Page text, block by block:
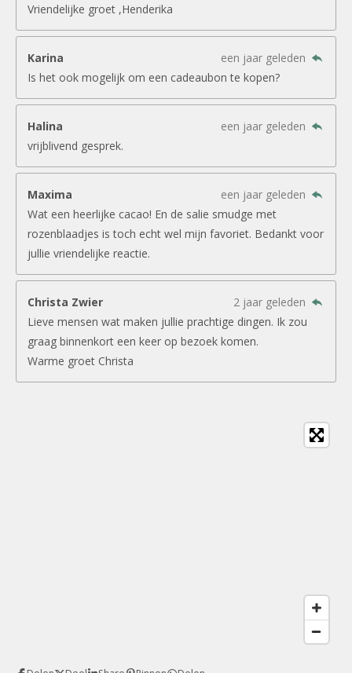
Vriendelijke groet ,Henderika
Karina
een jaar geleden
Is het ook mogelijk om een cadeaubon te kopen?
Halina
een jaar geleden
vrijblivend gesprek.
Maxima
een jaar geleden
Wat een heerlijke cacao! En de salie smudge met
rozenblaadjes is toch echt wel mijn favoriet. Bedankt voor
jullie vriendelijke reactie.
Christa Zwier
2 jaar geleden
Lieve mensen wat maken jullie prachtige dingen. Ik zou
graag binnenkort een keer op bezoek komen.
Warme groet Christa